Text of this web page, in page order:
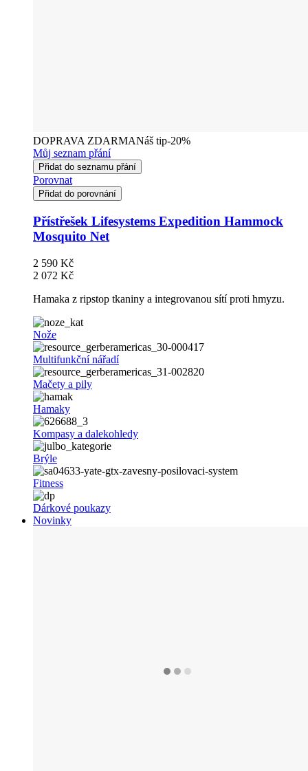
DOPRAVA ZDARMANáš tip-20%
Můj seznam přání
Přidat do seznamu přání
Porovnat
Přidat do porovnání
Přístřešek Lifesystems Expedition Hammock
Mosquito Net
2 590 Kč
2 072 Kč
Hamaka z ripstop tkaniny a integrovanou sítí proti hmyzu.
Nože
Multifunkční nářadí
Mačety a pily
Hamaky
Kompasy a dalekohledy
Brýle
Fitness
Dárkové poukazy
Novinky